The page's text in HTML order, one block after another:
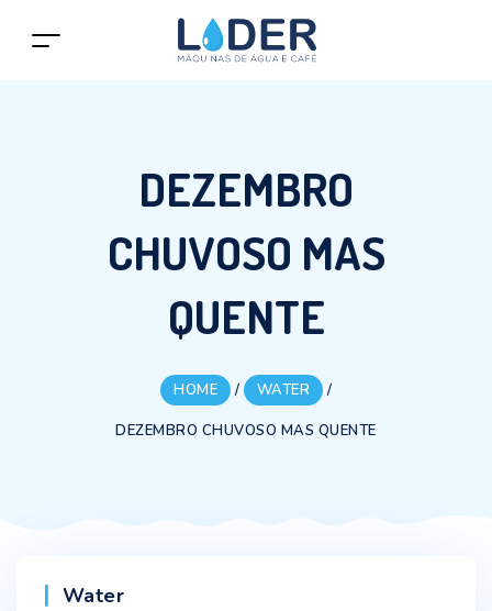
DEZEMBRO
CHUVOSO MAS
QUENTE
HOME / WATER /
DEZEMBRO CHUVOSO MAS QUENTE
Categories
Water